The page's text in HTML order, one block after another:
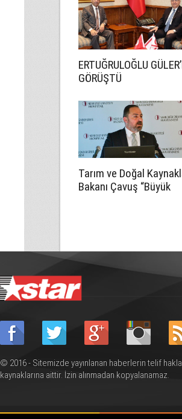
ERTUĞRULOĞLU
GÖRÜŞTÜ
Tarım ve Doğal
Bakanı Çavuş “Büyük
© 2016 - Sitemizde yayınlanan haberlerin telif
kaynaklarına aittir. İzin alınmadan kopyalanamaz.